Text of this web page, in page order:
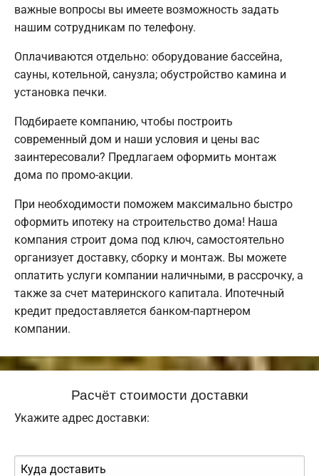
важные вопросы вы имеете возможность задать
нашим сотрудникам по телефону.
Оплачиваются отдельно: оборудование бассейна,
сауны, котельной, санузла; обустройство камина и
установка печки.
Подбираете компанию, чтобы построить
современный дом и наши условия и цены вас
заинтересовали? Предлагаем оформить монтаж
дома по промо-акции.
При необходимости поможем максимально быстро
оформить ипотеку на строительство дома! Наша
компания строит дома под ключ, самостоятельно
организует доставку, сборку и монтаж. Вы можете
оплатить услуги компании наличными, в рассрочку, а
также за счет материнского капитала. Ипотечный
кредит предоставляется банком-партнером
компании.
Расчёт стоимости доставки
Укажите адрес доставки: